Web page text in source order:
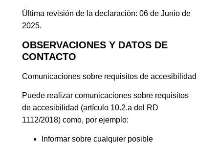
Última revisión de la declaración: 06 de Junio de
2025.
OBSERVACIONES Y DATOS DE
CONTACTO
Comunicaciones sobre requisitos de accesibilidad
Puede realizar comunicaciones sobre requisitos
de accesibilidad (artículo 10.2.a del RD
1112/2018) como, por ejemplo:
Informar sobre cualquier posible